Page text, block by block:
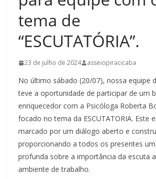
tema de
“ESCUTATÓRIA”.
23 de julho de 2024 asseiopiracicaba
No último sábado (20/07), nossa equipe
teve a oportunidade de participar de um
enriquecedor com a Psicóloga Roberta
focado no tema da ESCUTATORIA. Este
marcado por um diálogo aberto e
proporcionando a todos os presentes
profunda sobre a importância da escuta
ambiente de trabalho.